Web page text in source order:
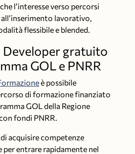
l’interesse verso percorsi
lavorativo,
flessibile e blended.
Developer gratuito
GOL e PNRR
è possibile
di formazione finanziato
GOL della Regione
fondi PNRR.
acquisire competenze
entrare rapidamente nel